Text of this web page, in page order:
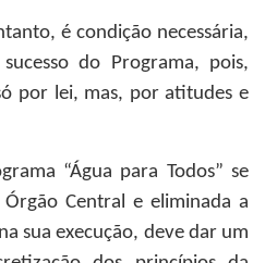
é condição necessária,
do Programa, pois,
por lei, mas, por atitudes e
“Água para Todos” se
Central e eliminada a
sua execução, deve dar um